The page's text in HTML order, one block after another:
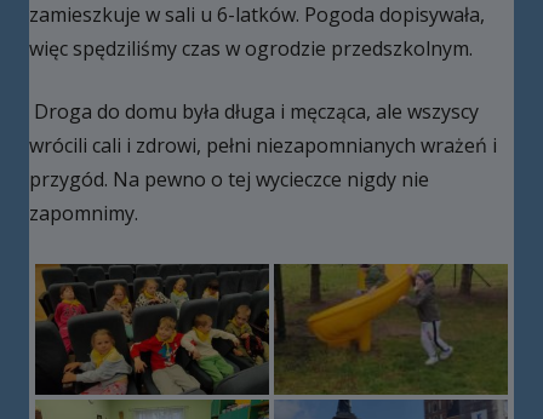
zamieszkuje w sali u 6-latków. Pogoda dopisywała,
więc spędziliśmy czas w ogrodzie przedszkolnym.
Droga do domu była długa i męcząca, ale wszyscy
wrócili cali i zdrowi, pełni niezapomnianych wrażeń i
przygód. Na pewno o tej wycieczce nigdy nie
zapomnimy.